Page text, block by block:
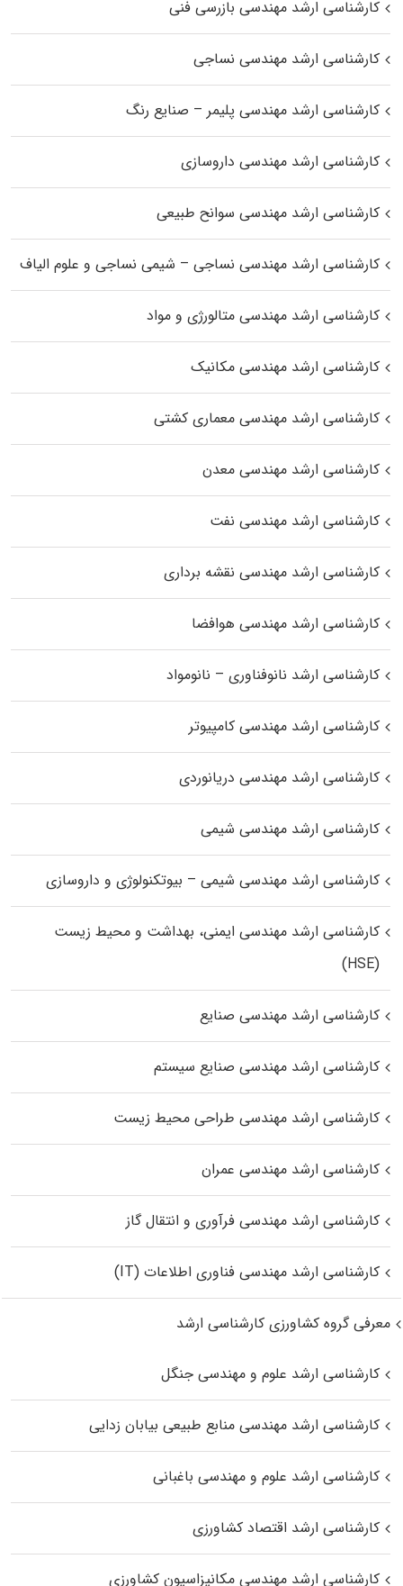
کارشناسی ارشد مهندسی بازرسی فنی
کارشناسی ارشد مهندسی نساجی
کارشناسی ارشد مهندسی پلیمر – صنایع رنگ
کارشناسی ارشد مهندسی داروسازی
کارشناسی ارشد مهندسی سوانح طبیعی
کارشناسی ارشد مهندسی نساجی – شیمی نساجی و علوم الیاف
کارشناسی ارشد مهندسی متالورژی و مواد
کارشناسی ارشد مهندسی مکانیک
کارشناسی ارشد مهندسی معماری کشتی
کارشناسی ارشد مهندسی معدن
کارشناسی ارشد مهندسی نفت
کارشناسی ارشد مهندسی نقشه برداری
کارشناسی ارشد مهندسی هوافضا
کارشناسی ارشد نانوفناوری – نانومواد
کارشناسی ارشد مهندسی کامپیوتر
کارشناسی ارشد مهندسی دریانوردی
کارشناسی ارشد مهندسی شیمی
کارشناسی ارشد مهندسی شیمی – بیوتکنولوژی و داروسازی
کارشناسی ارشد مهندسی ایمنی، بهداشت و محیط زیست
(HSE)
کارشناسی ارشد مهندسی صنایع
کارشناسی ارشد مهندسی صنایع سیستم
کارشناسی ارشد مهندسی طراحی محیط زیست
کارشناسی ارشد مهندسی عمران
کارشناسی ارشد مهندسی فرآوری و انتقال گاز
کارشناسی ارشد مهندسی فناوری اطلاعات (IT)
معرفی گروه کشاورزی کارشناسی ارشد
کارشناسی ارشد علوم و مهندسی جنگل
کارشناسی ارشد مهندسی منابع طبیعی بیابان زدایی
کارشناسی ارشد علوم و مهندسی باغبانی
کارشناسی ارشد اقتصاد کشاورزی
کارشناسی ارشد مهندسی مکانیزاسیون کشاورزی